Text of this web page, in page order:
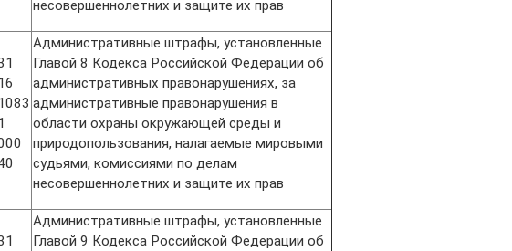
несовершеннолетних и защите их прав
Административные штрафы, установленные
Главой 8 Кодекса Российской Федерации об
административных правонарушениях, за
административные правонарушения в
области охраны окружающей среды и
природопользования, налагаемые мировыми
судьями, комиссиями по делам
несовершеннолетних и защите их прав
Административные штрафы, установленные
Главой 9 Кодекса Российской Федерации об